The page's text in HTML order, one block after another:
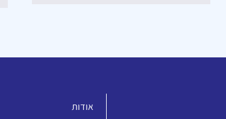
אודות